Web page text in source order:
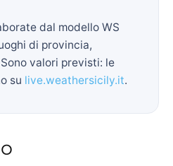
dal modello WS
di provincia,
valori previsti: le
su live.weathersicily.it.